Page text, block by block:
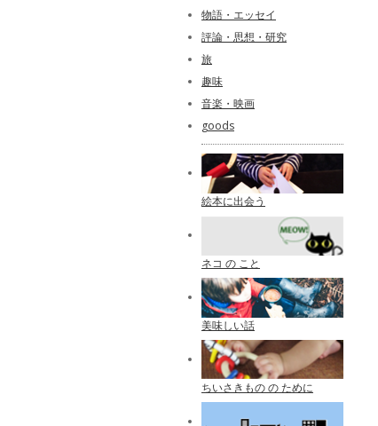
物語・エッセイ
評論・思想・研究
旅
趣味
音楽・映画
goods
絵本に出会う
ネコ の こと
美味しい話
ちいさきもの の ために